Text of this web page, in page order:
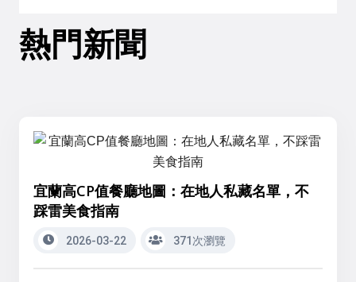
熱門新聞
宜蘭高CP值餐廳地圖：在地人私藏名單，不
踩雷美食指南
2026-03-22 371次瀏覽